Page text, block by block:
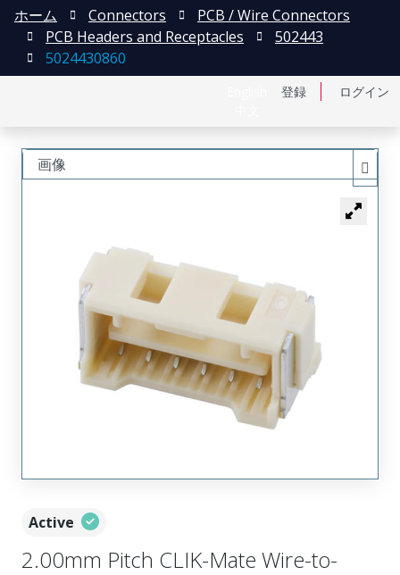
登録 ログイン
ホーム Connectors
PCB / Wire Connectors
PCB Headers and Receptacles
502443
5024430860
Active
2.00mm Pitch CLIK-Mate Wire-to-
画像